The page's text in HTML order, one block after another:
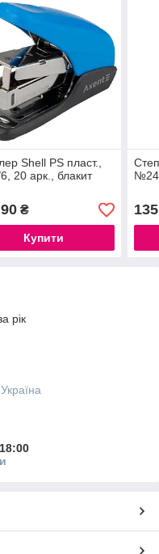
Shell PS пласт.,
20 арк., блакит
₴
Купити
рік